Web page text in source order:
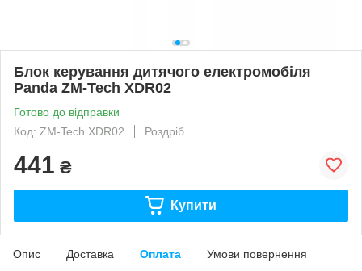
Блок керування дитячого електромобіля
Panda ZM-Tech XDR02
Готово до відправки
Код: ZM-Tech XDR02
Роздріб
441 ₴
Купити
Опис Доставка Оплата Умови повернення